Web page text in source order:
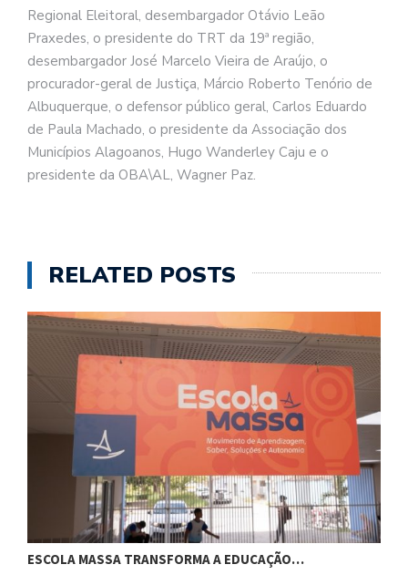
Regional Eleitoral, desembargador Otávio Leão
Praxedes, o presidente do TRT da 19ª região,
desembargador José Marcelo Vieira de Araújo, o
procurador-geral de Justiça, Márcio Roberto Tenório de
Albuquerque, o defensor público geral, Carlos Eduardo
de Paula Machado, o presidente da Associação dos
Municípios Alagoanos, Hugo Wanderley Caju e o
presidente da OBA\AL, Wagner Paz.
RELATED POSTS
ESCOLA MASSA TRANSFORMA A EDUCAÇÃO…